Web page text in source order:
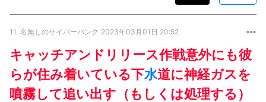
11. 名無しのサイバーパンク 2023年03月01日 20:52
キャッチアンドリリース作戦意外にも彼
らが住み着いている下水道に神経ガスを
噴霧して追い出す（もしくは処理する）